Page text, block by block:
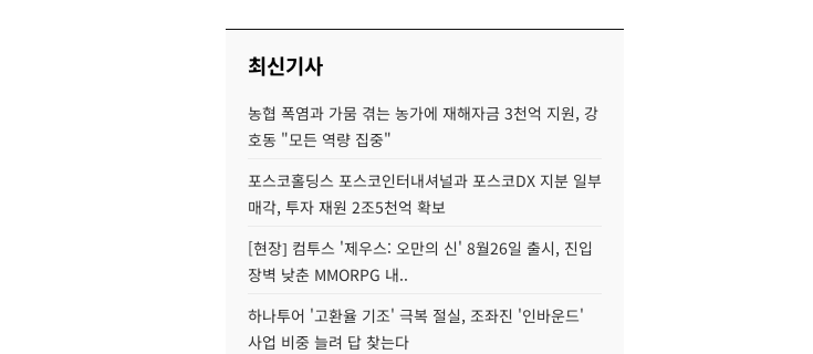
최신기사
농협 폭염과 가뭄 겪는 농가에 재해자금 3천억 지원, 강
호동 "모든 역량 집중"
포스코홀딩스 포스코인터내셔널과 포스코DX 지분 일부
매각, 투자 재원 2조5천억 확보
[현장] 컴투스 '제우스: 오만의 신' 8월26일 출시, 진입
장벽 낮춘 MMORPG 내..
하나투어 '고환율 기조' 극복 절실, 조좌진 '인바운드'
사업 비중 늘려 답 찾는다